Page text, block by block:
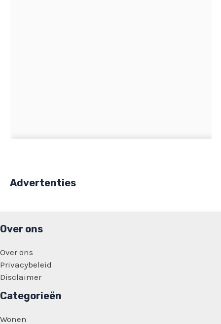
Advertenties
Over ons
Over ons
Privacybeleid
Disclaimer
Categorieën
Wonen